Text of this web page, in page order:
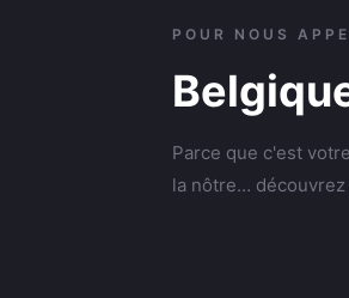
POUR NOUS
Parce que c'est
la nôtre…